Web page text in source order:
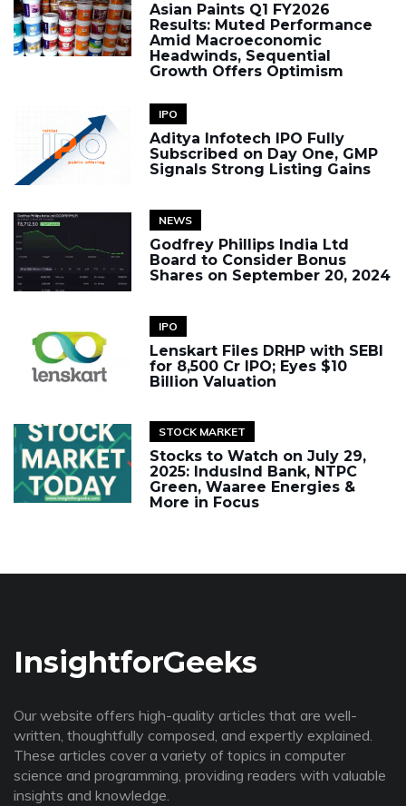
Asian Paints Q1 FY2026
Results: Muted Performance
Amid Macroeconomic
Headwinds, Sequential
Growth Offers Optimism
IPO
Aditya Infotech IPO Fully
Subscribed on Day One, GMP
Signals Strong Listing Gains
NEWS
Godfrey Phillips India Ltd
Board to Consider Bonus
Shares on September 20, 2024
IPO
Lenskart Files DRHP with SEBI
for ₹8,500 Cr IPO; Eyes $10
Billion Valuation
STOCK MARKET
Stocks to Watch on July 29,
2025: IndusInd Bank, NTPC
Green, Waaree Energies &
More in Focus
InsightforGeeks
Our website offers high-quality articles that are well-
written, thoughtfully composed, and expertly explained.
These articles cover a variety of topics in computer
science and programming, providing readers with valuable
insights and knowledge.